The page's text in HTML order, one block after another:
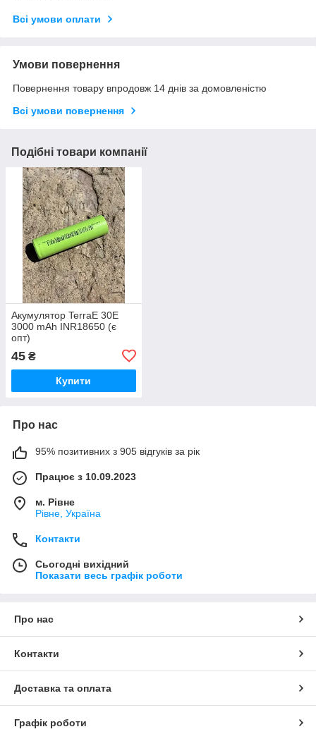
Всі умови оплати
Умови повернення
Повернення товару впродовж 14 днів за домовленістю
Всі умови повернення
Подібні товари компанії
Акумулятор TerraE 30E
3000 mAh INR18650 (є
опт)
45 ₴
Купити
Про нас
95% позитивних з 905 відгуків за рік
Працює з 10.09.2023
м. Рівне
Рівне, Україна
Контакти
Сьогодні вихідний
Показати весь графік роботи
Про нас
Контакти
Доставка та оплата
Графік роботи